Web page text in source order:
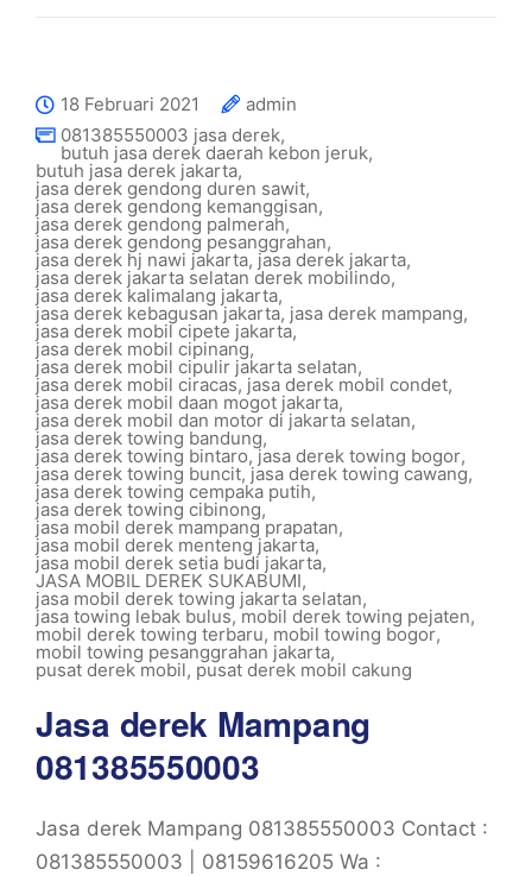
18 Februari 2021
admin
081385550003 jasa derek,
butuh jasa derek daerah kebon jeruk,
butuh jasa derek jakarta,
jasa derek gendong duren sawit,
jasa derek gendong kemanggisan,
jasa derek gendong palmerah,
jasa derek gendong pesanggrahan,
jasa derek hj nawi jakarta, jasa derek jakarta,
jasa derek jakarta selatan derek mobilindo,
jasa derek kalimalang jakarta,
jasa derek kebagusan jakarta, jasa derek mampang,
jasa derek mobil cipete jakarta,
jasa derek mobil cipinang,
jasa derek mobil cipulir jakarta selatan,
jasa derek mobil ciracas, jasa derek mobil condet,
jasa derek mobil daan mogot jakarta,
jasa derek mobil dan motor di jakarta selatan,
jasa derek towing bandung,
jasa derek towing bintaro,jasa derek towing bogor,
jasa derek towing buncit,jasa derek towing cawang,
jasa derek towing cempaka putih,
jasa derek towing cibinong,
jasa mobil derek mampang prapatan,
jasa mobil derek menteng jakarta,
jasa mobil derek setia budi jakarta,
JASA MOBIL DEREK SUKABUMI,
jasa mobil derek towing jakarta selatan,
jasa towing lebak bulus,mobil derek towing pejaten,
mobil derek towing terbaru, mobil towing bogor,
mobil towing pesanggrahan jakarta,
pusat derek mobil, pusat derek mobil cakung
Jasa derek Mampang
081385550003
Jasa derek Mampang 081385550003 Contact :
081385550003 | 08159616205 Wa :